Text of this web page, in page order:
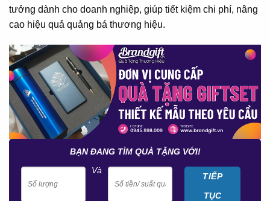
tưởng dành cho doanh nghiệp, giúp tiết kiệm chi phí, nâng
cao hiệu quả quảng bá thương hiệu.
BẠN ĐANG TÌM QUÀ TẶNG VỚI!
Và
TIẾP
TỤC